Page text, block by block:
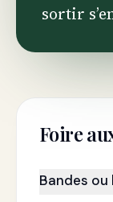
sortir
Foire
Bandes